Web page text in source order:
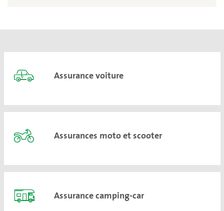
Assurance voiture
Assurances moto et scooter
Assurance camping-car